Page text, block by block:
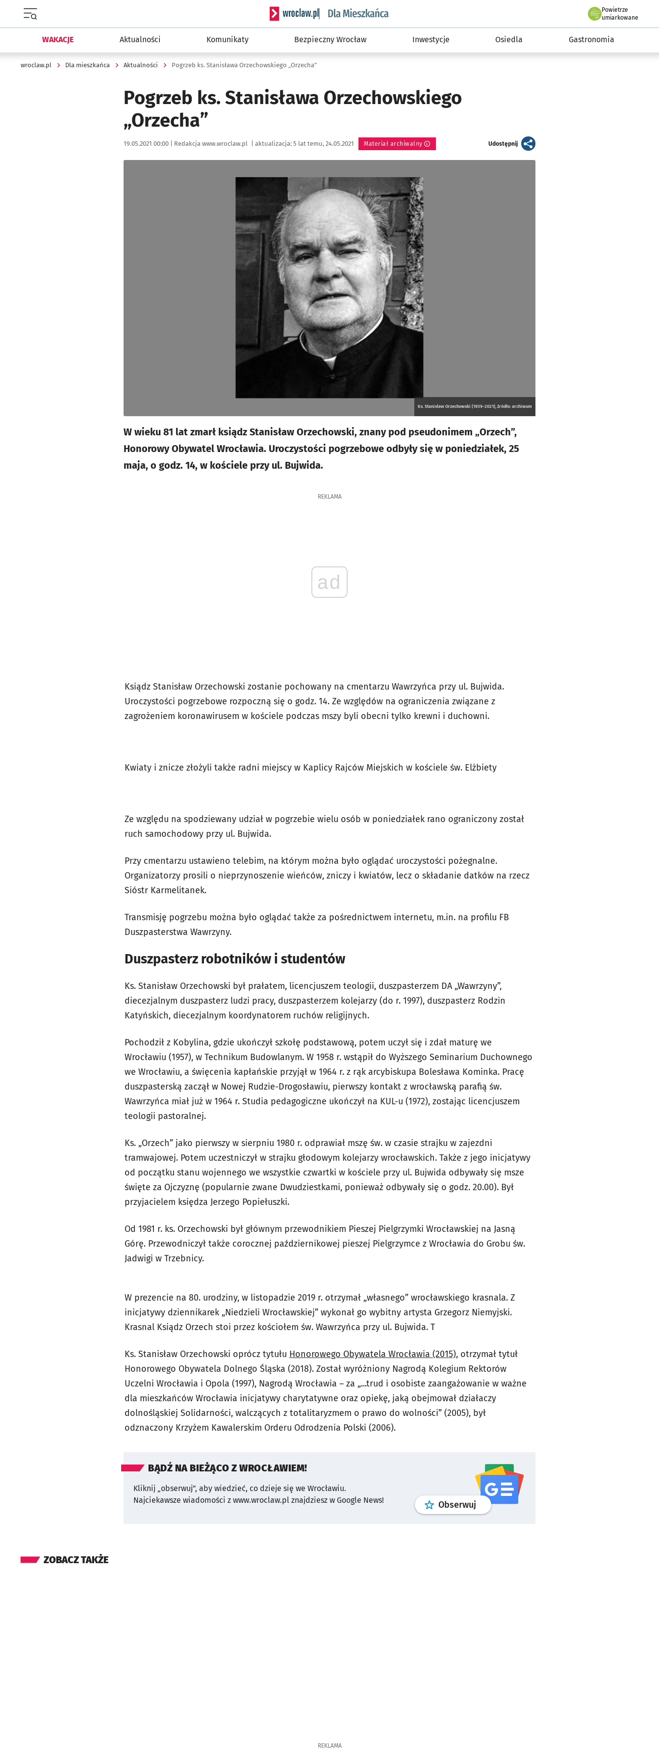
Serwis informacyjny wroclaw.pl podserwis: Dla mieszkańca
Powietrze
we Wrocławiu
umiarkowane
WAKACJE Aktualności Komunikaty Bezpieczny Wrocław Inwestycje Osiedla Gastronomia
wroclaw.pl Dla mieszkańca Aktualności Pogrzeb ks. Stanisława Orzechowskiego „Orzecha”
Pogrzeb ks. Stanisława Orzechowskiego
„Orzecha”
Data publikacji:
19.05.2021 00:00 | Autor:
Redakcja www.wroclaw.pl aktualizacja: 5 lat temu, 24.05.2021 Materiał archiwalny Udostępnijartykuł
Ks. Stanisław Orzechowski (1939-2021), źródło: archiwum
W wieku 81 lat zmarł ksiądz Stanisław Orzechowski, znany pod pseudonimem „Orzech”,
Honorowy Obywatel Wrocławia. Uroczystości pogrzebowe odbyły się w poniedziałek, 25
maja, o godz. 14, w kościele przy ul. Bujwida.
REKLAMA
ad
Ksiądz Stanisław Orzechowski zostanie pochowany na cmentarzu Wawrzyńca przy ul. Bujwida.
Uroczystości pogrzebowe rozpoczną się o godz. 14. Ze względów na ograniczenia związane z
zagrożeniem koronawirusem w kościele podczas mszy byli obecni tylko krewni i duchowni.
Kwiaty i znicze złożyli także radni miejscy w Kaplicy Rajców Miejskich w kościele św. Elżbiety
Ze względu na spodziewany udział w pogrzebie wielu osób w poniedziałek rano ograniczony został
ruch samochodowy przy ul. Bujwida.
Przy cmentarzu ustawieno telebim, na którym można było oglądać uroczystości pożegnalne.
Organizatorzy prosili o nieprzynoszenie wieńców, zniczy i kwiatów, lecz o składanie datków na rzecz
Sióstr Karmelitanek.
Transmisję pogrzebu można było oglądać także za pośrednictwem internetu, m.in. na profilu FB
Duszpasterstwa Wawrzyny.
Duszpasterz robotników i studentów
Ks. Stanisław Orzechowski był prałatem, licencjuszem teologii, duszpasterzem DA „Wawrzyny”,
diecezjalnym duszpasterz ludzi pracy, duszpasterzem kolejarzy (do r. 1997), duszpasterz Rodzin
Katyńskich, diecezjalnym koordynatorem ruchów religijnych.
Pochodził z Kobylina, gdzie ukończył szkołę podstawową, potem uczył się i zdał maturę we
Wrocławiu (1957), w Technikum Budowlanym. W 1958 r. wstąpił do Wyższego Seminarium Duchownego
we Wrocławiu, a święcenia kapłańskie przyjął w 1964 r. z rąk arcybiskupa Bolesława Kominka. Pracę
duszpasterską zaczął w Nowej Rudzie-Drogosławiu, pierwszy kontakt z wrocławską parafią św.
Wawrzyńca miał już w 1964 r. Studia pedagogiczne ukończył na KUL-u (1972), zostając licencjuszem
teologii pastoralnej.
Ks. „Orzech” jako pierwszy w sierpniu 1980 r. odprawiał mszę św. w czasie strajku w zajezdni
tramwajowej. Potem uczestniczył w strajku głodowym kolejarzy wrocławskich. Także z jego inicjatywy
od początku stanu wojennego we wszystkie czwartki w kościele przy ul. Bujwida odbywały się msze
święte za Ojczyznę (popularnie zwane Dwudziestkami, ponieważ odbywały się o godz. 20.00). Był
przyjacielem księdza Jerzego Popiełuszki.
Od 1981 r. ks. Orzechowski był głównym przewodnikiem Pieszej Pielgrzymki Wrocławskiej na Jasną
Górę. Przewodniczył także corocznej październikowej pieszej Pielgrzymce z Wrocławia do Grobu św.
Jadwigi w Trzebnicy.
W prezencie na 80. urodziny, w listopadzie 2019 r. otrzymał „własnego” wrocławskiego krasnala. Z
inicjatywy dziennikarek „Niedzieli Wrocławskiej” wykonał go wybitny artysta Grzegorz Niemyjski.
Krasnal Ksiądz Orzech stoi przez kościołem św. Wawrzyńca przy ul. Bujwida. T
Ks. Stanisław Orzechowski oprócz tytułu Honorowego Obywatela Wrocławia (2015), otrzymał tytuł
Honorowego Obywatela Dolnego Śląska (2018). Został wyróżniony Nagrodą Kolegium Rektorów
Uczelni Wrocławia i Opola (1997), Nagrodą Wrocławia – za „...trud i osobiste zaangażowanie w ważne
dla mieszkańców Wrocławia inicjatywy charytatywne oraz opiekę, jaką obejmował działaczy
dolnośląskiej Solidarności, walczących z totalitaryzmem o prawo do wolności” (2005), był
odznaczony Krzyżem Kawalerskim Orderu Odrodzenia Polski (2006).
BĄDŹ NA BIEŻĄCO Z WROCŁAWIEM!
Kliknij „obserwuj”, aby wiedzieć, co dzieje się we Wrocławiu.
Najciekawsze wiadomości z www.wroclaw.pl znajdziesz w Google News!
Obserwuj profilgoogle news
ZOBACZ TAKŻE
REKLAMA